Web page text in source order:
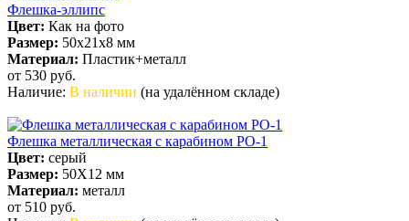
Флешка-эллипс
Цвет: Как на фото
Размер: 50х21х8 мм
Материал: Пластик+металл
от 530 руб.
Наличие: В наличии (на удалённом складе)
Флешка металлическая с карабином PO-1
Цвет: серый
Размер: 50X12 мм
Материал: металл
от 510 руб.